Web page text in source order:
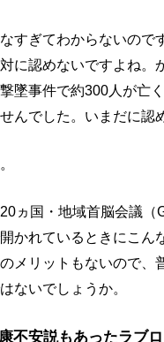
すぎてわからないので
に認めないですよね。
墜事件で約300人が亡く
んでした。いまだに認
ヵ国・地域首脳会議（
かれているときにこん
メリットもないので、
ないでしょうか。
不安説もあったラブ